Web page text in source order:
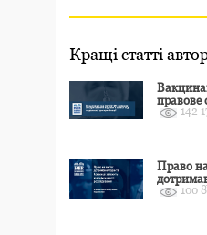
Кращі статті
правове
відмови
142
Право
100